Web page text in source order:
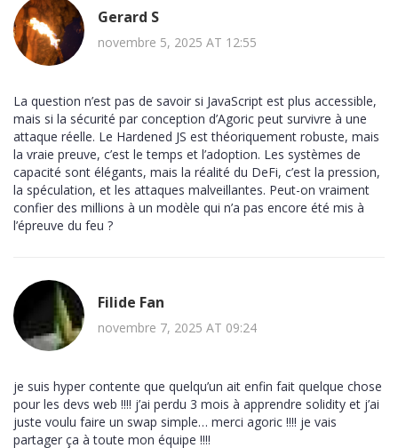
Gerard S
novembre 5, 2025 AT 12:55
La question n’est pas de savoir si JavaScript est plus accessible,
mais si la sécurité par conception d’Agoric peut survivre à une
attaque réelle. Le Hardened JS est théoriquement robuste, mais
la vraie preuve, c’est le temps et l’adoption. Les systèmes de
capacité sont élégants, mais la réalité du DeFi, c’est la pression,
la spéculation, et les attaques malveillantes. Peut-on vraiment
confier des millions à un modèle qui n’a pas encore été mis à
l’épreuve du feu ?
Filide Fan
novembre 7, 2025 AT 09:24
je suis hyper contente que quelqu’un ait enfin fait quelque chose
pour les devs web !!!! j’ai perdu 3 mois à apprendre solidity et j’ai
juste voulu faire un swap simple… merci agoric !!!! je vais
partager ça à toute mon équipe !!!!